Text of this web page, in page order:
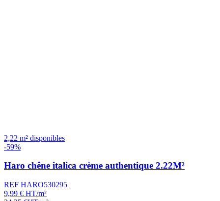
2,22 m² disponibles
-59%
Haro chêne italica crème authentique 2.22M²
REF HARO530295
9,99 € HT/m²